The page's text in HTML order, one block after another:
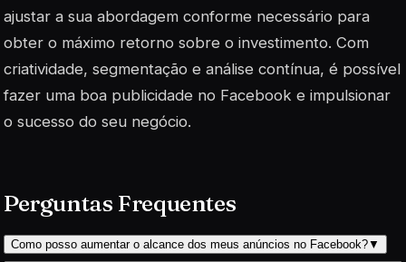
ajustar a sua abordagem conforme necessário para
obter o máximo retorno sobre o investimento. Com
criatividade, segmentação e análise contínua, é possível
fazer uma boa publicidade no Facebook e impulsionar
o sucesso do seu negócio.
Perguntas Frequentes
Como posso aumentar o alcance dos meus anúncios no Facebook?▼